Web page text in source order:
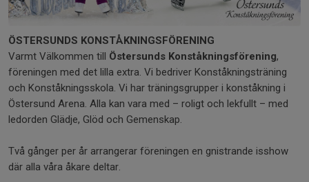
ÖSTERSUNDS KONSTÅKNINGSFÖRENING
Varmt Välkommen till Östersunds Konståkningsförening,
föreningen med det lilla extra. Vi bedriver Konståkningsträning
och Konståkningsskola. Vi har träningsgrupper i konståkning i
Östersund Arena. Alla kan vara med – roligt och lekfullt – med
ledorden Glädje, Glöd och Gemenskap.
Två gånger per år arrangerar föreningen en gnistrande isshow
där alla våra åkare deltar.